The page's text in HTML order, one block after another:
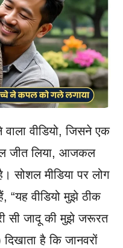
वीडियो, जिसने एक
जीत लिया, आजकल
सोशल मीडिया पर लोग
“यह वीडियो मुझे ठीक
सी जादू की मुझे जरूरत
है कि जानवरों